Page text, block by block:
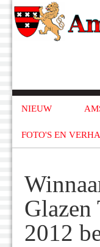
NIEUW
FOTO'S EN
Glazen
2012